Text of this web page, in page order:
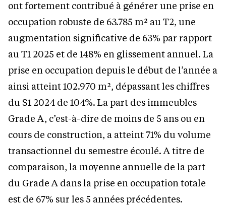
ont fortement contribué à générer une prise en
occupation robuste de 63.785 m² au T2, une
augmentation significative de 63% par rapport
au T1 2025 et de 148% en glissement annuel. La
prise en occupation depuis le début de l’année a
ainsi atteint 102.970 m², dépassant les chiffres
du S1 2024 de 104%. La part des immeubles
Grade A, c’est-à-dire de moins de 5 ans ou en
cours de construction, a atteint 71% du volume
transactionnel du semestre écoulé. A titre de
comparaison, la moyenne annuelle de la part
du Grade A dans la prise en occupation totale
est de 67% sur les 5 années précédentes.